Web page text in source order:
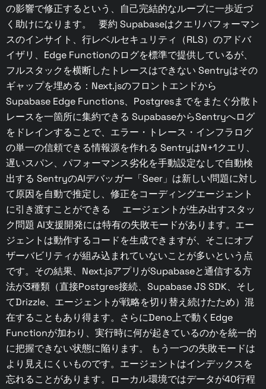
の影響で修正するという、自己完結的なループに一歩近づ
く助けになります。 要約 Supabaseはクエリパフォーマン
スのインサイト、行レベルセキュリティ（RLS）のアドバ
イザリ、Edge Functionのログを標準で提供しているが、
フルスタックを横断したトレースはできない Sentryはその
ギャップを埋める：Next.jsのフロントエンドから
Supabase Edge Functions、Postgresまでをまたぐ分散ト
レースを一箇所に集約できる SupabaseからSentryへログ
をドレインすることで、エラー・トレース・インフラログ
の単一の信頼できる情報源を作れる SentryはN+1クエリ、
遅いスパン、パフォーマンス劣化を手動設定なしで自動検
出する SentryのAIデバッガー「Seer」は新しい問題に対し
て原因を自動で推定し、修正をコーディングエージェント
に引き渡すことができる エージェントが生み出すスタッ
ク問題 AI支援開発には特有の失敗モードがあります。エー
ジェントは動作するコードを生成できますが、そこにオブ
ザーバビリティが組み込まれていないことが多いという点
です。その結果、Next.jsアプリがSupabaseと通信する方
法が3種類（直接Postgres接続、Supabase JS SDK、そし
てDrizzle、エージェントが戦略を切り替え続けたため）混
在することもあり得ます。さらにDeno上で動くEdge
Functionが加わり、実行時に何が起きているのかを統一的
に把握できない状態に陥ります。 もう一つの失敗モードは
より見えにくいものです。エージェントはインデックスを
忘れることがあります。ローカル環境ではデータが40行程